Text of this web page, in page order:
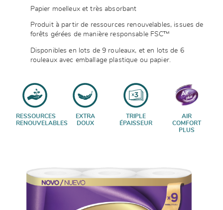
Papier moelleux et très absorbant
Produit à partir de ressources renouvelables, issues de
forêts gérées de manière responsable FSC™
Disponibles en lots de 9 rouleaux, et en lots de 6
rouleaux avec emballage plastique ou papier.
RESSOURCES
RENOUVELABLES
EXTRA
DOUX
TRIPLE
ÉPAISSEUR
AIR
COMFORT
PLUS